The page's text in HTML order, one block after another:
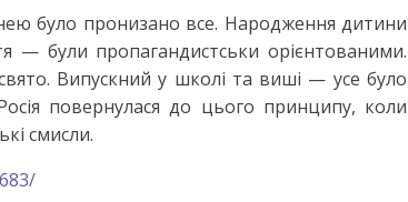
було пронизано все. Народження дитини
— були пропагандистськи орієнтованими.
Випускний у школі та виші — усе було
повернулася до цього принципу, коли
смисли.